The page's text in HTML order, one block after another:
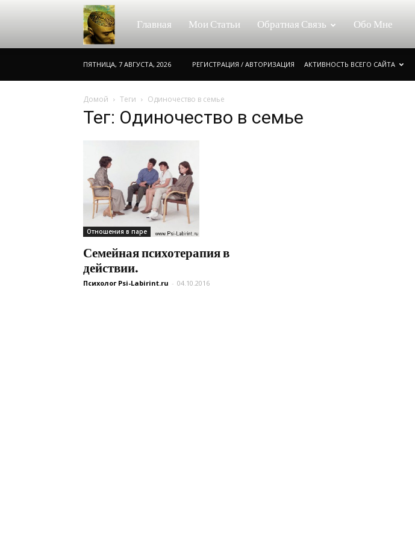
Консультации
психолога
онлайн
Главная Мои Статьи Обратная Связь Обо Мне
ПЯТНИЦА, 7 АВГУСТА, 2026 РЕГИСТРАЦИЯ / АВТОРИЗАЦИЯ АКТИВНОСТЬ ВСЕГО САЙТА
Домой Теги Одиночество в семье
Тег: Одиночество в семье
Отношения в паре
Семейная психотерапия в
действии.
Психолог Psi-Labirint.ru - 04.10.2016